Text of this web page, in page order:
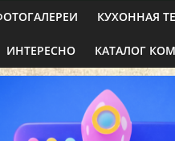
КУХОННАЯ
ИНТЕРЕСНО КАТАЛОГ